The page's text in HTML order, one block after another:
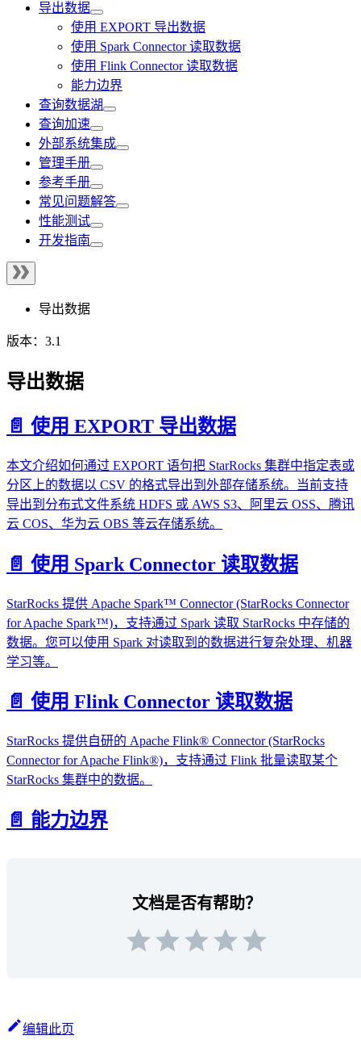
导出数据
使用 EXPORT 导出数据
使用 Spark Connector 读取数据
使用 Flink Connector 读取数据
能力边界
查询数据湖
查询加速
外部系统集成
管理手册
参考手册
常见问题解答
性能测试
开发指南
导出数据
版本：3.1
导出数据
📄️ 使用 EXPORT 导出数据
本文介绍如何通过 EXPORT 语句把 StarRocks 集群中指定表或
分区上的数据以 CSV 的格式导出到外部存储系统。当前支持
导出到分布式文件系统 HDFS 或 AWS S3、阿里云 OSS、腾讯
云 COS、华为云 OBS 等云存储系统。
📄️ 使用 Spark Connector 读取数据
StarRocks 提供 Apache Spark™ Connector (StarRocks Connector
for Apache Spark™)，支持通过 Spark 读取 StarRocks 中存储的
数据。您可以使用 Spark 对读取到的数据进行复杂处理、机器
学习等。
📄️ 使用 Flink Connector 读取数据
StarRocks 提供自研的 Apache Flink® Connector (StarRocks
Connector for Apache Flink®)，支持通过 Flink 批量读取某个
StarRocks 集群中的数据。
📄️ 能力边界
文档是否有帮助？
编辑此页